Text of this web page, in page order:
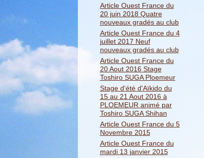
Article Ouest France du
20 juin 2018 Quatre
nouveaux gradés au club
Article Ouest France du 4
juillet 2017 Neuf
nouveaux gradés au club
Article Ouest France du
20 Aout 2016 Stage
Toshiro SUGA Ploemeur
Stage d'été d'Aïkido du
15 au 21 Aout 2016 à
PLOEMEUR animé par
Toshiro SUGA Shihan
Article Ouest France du 5
Novembre 2015
Article Ouest France du
mardi 13 janvier 2015